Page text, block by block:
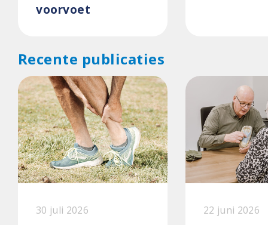
voorvoet
Recente publicaties
30 juli 2026 22 juni 2026